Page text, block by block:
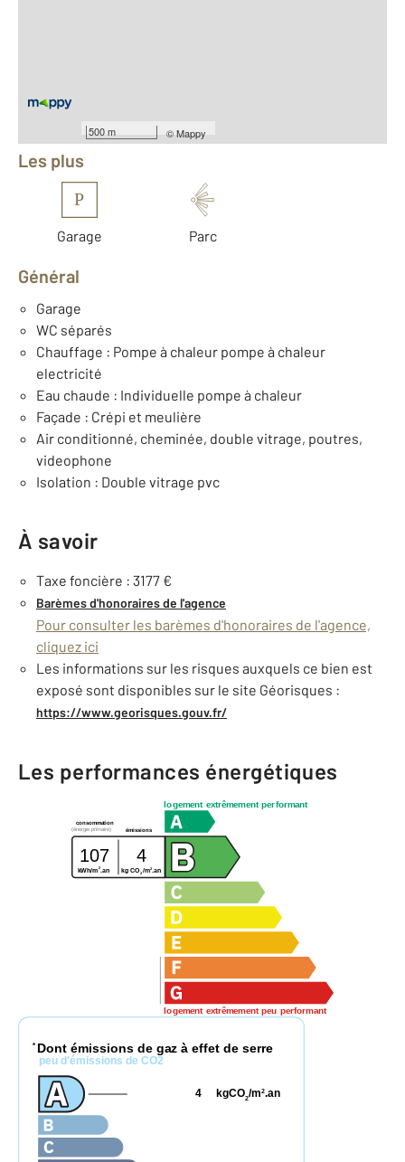
500 m ©Mappy
Équipements
Les plus
P
Garage Parc
Général
Garage
WC séparés
Chauffage : Pompe à chaleur pompe à chaleur
electricité
Eau chaude : Individuelle pompe à chaleur
Façade : Crépi et meulière
Air conditionné, cheminée, double vitrage, poutres,
videophone
Isolation : Double vitrage pvc
À savoir
Taxe foncière : 3177 €
Barèmes d'honoraires de l'agence
Pour consulter les barèmes d'honoraires de l'agence,
cliquez ici
Les informations sur les risques auxquels ce bien est
exposé sont disponibles sur le site Géorisques :
https://www.georisques.gouv.fr/
Les performances énergétiques
logement extrêmement performant
logement extrêmement peu performant
consommation
émissions
(énergie primaire)
107 4
kWh/m 2.an kg CO2/m2.an
* Dont émissions de gaz à effet de serre
peu d'émissions de CO2
kgCO2/m2.an
4